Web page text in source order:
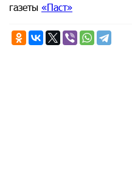
газеты «Паст»